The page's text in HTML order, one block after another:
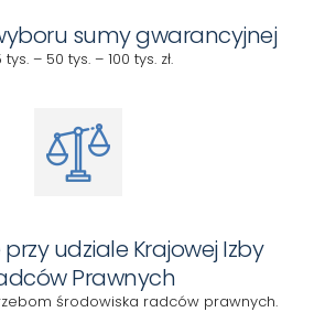
sumy gwarancyjnej
tys. – 50 tys. – 100 tys. zł.
udziale Krajowej Izby
Prawnych
środowiska radców prawnych.